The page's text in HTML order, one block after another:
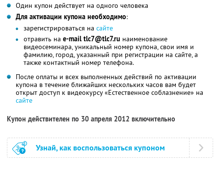
Один купон действует на одного человека
Для активации купона необходимо:
зарегистрироваться на сайте
отравить на e-mail tlc7@tlc7.ru наименование
видеосеминара, уникальный номер купона, свои имя и
фамилию, город, указанный при регистрации на сайте, а
также контактный номер телефона.
После оплаты и всех выполненных действий по активации
купона в течение ближайших нескольких часов вам будет
открыт доступ к видеокурсу «Естественное соблазнение» на
сайте
Купон действителен по 30 апреля 2012 включительно
Узнай, как воспользоваться купоном